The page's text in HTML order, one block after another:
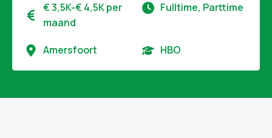
€ 3,5K-€ 4,5K per
maand
Fulltime, Parttime
Amersfoort HBO